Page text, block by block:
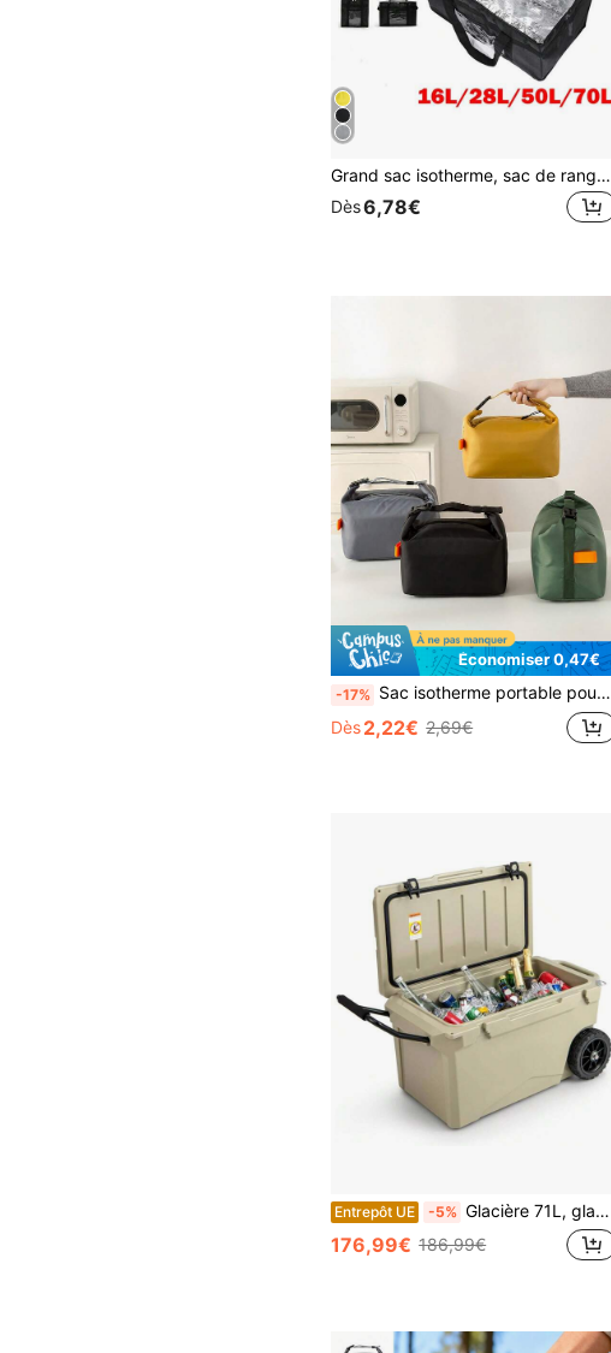
Grand sac isotherme, sac de rangement pour boissons, grand sac de refroidissement, boîte à lunch, panier alimentaire avec fermeture éclair, équipement de pique-nique et de camping
Dès6,78€
Économiser 0,47€
-17% Sac isotherme portable pour le déjeuner, sac isotherme de voyage extérieur, grand sac à lunch pour femmes, résistant à l'eau et aux graisses, boîte à lunch pour hommes et femmes, polyvalent pour le trajet, le bureau, le pique-nique, les voyages, le camping, le stockage et l'organisation de la cuisine, accessoires essentiels pour le camping et les voyages
Dès2,22€ 2,69€
Entrepôt UE -5% Glacière 71L, glacière portable avec poignée, roulettes et décapsuleur, grande glacière thermobox sans électricité pour nourriture et boissons, extérieur pour camping, barbecue, pique-nique
176,99€ 186,99€